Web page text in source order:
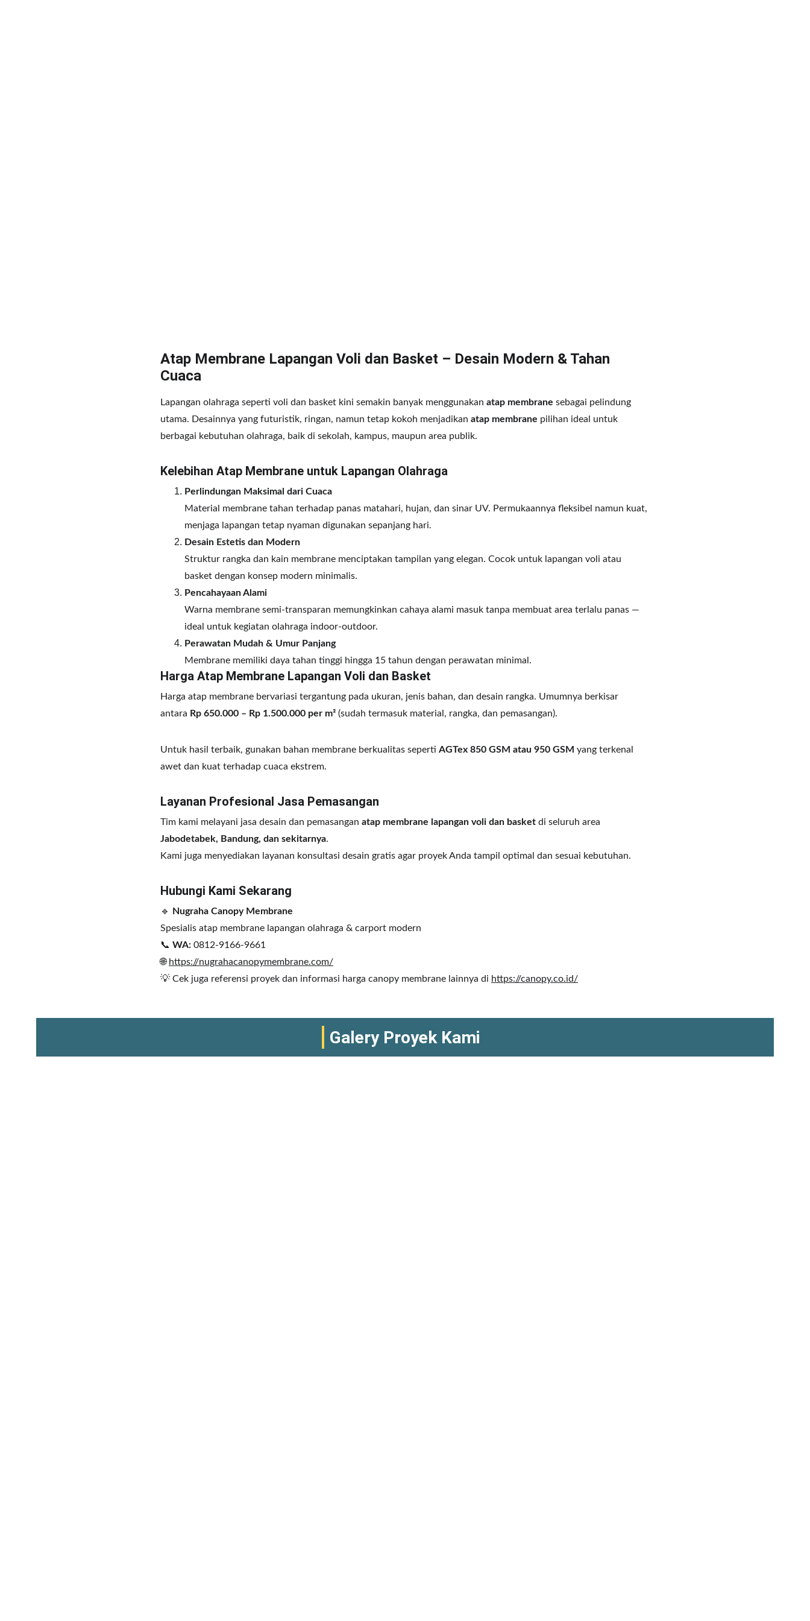
Atap Membrane Lapangan Voli dan Basket – Desain Modern & Tahan
Cuaca
Lapangan olahraga seperti voli dan basket kini semakin banyak menggunakan atap membrane sebagai pelindung
utama. Desainnya yang futuristik, ringan, namun tetap kokoh menjadikan atap membrane pilihan ideal untuk
berbagai kebutuhan olahraga, baik di sekolah, kampus, maupun area publik.
Kelebihan Atap Membrane untuk Lapangan Olahraga
Perlindungan Maksimal dari Cuaca
Material membrane tahan terhadap panas matahari, hujan, dan sinar UV. Permukaannya fleksibel namun kuat,
menjaga lapangan tetap nyaman digunakan sepanjang hari.
Desain Estetis dan Modern
Struktur rangka dan kain membrane menciptakan tampilan yang elegan. Cocok untuk lapangan voli atau
basket dengan konsep modern minimalis.
Pencahayaan Alami
Warna membrane semi-transparan memungkinkan cahaya alami masuk tanpa membuat area terlalu panas —
ideal untuk kegiatan olahraga indoor-outdoor.
Perawatan Mudah & Umur Panjang
Membrane memiliki daya tahan tinggi hingga 15 tahun dengan perawatan minimal.
Harga Atap Membrane Lapangan Voli dan Basket
Harga atap membrane bervariasi tergantung pada ukuran, jenis bahan, dan desain rangka. Umumnya berkisar
antara Rp 650.000 – Rp 1.500.000 per m² (sudah termasuk material, rangka, dan pemasangan).
Untuk hasil terbaik, gunakan bahan membrane berkualitas seperti AGTex 850 GSM atau 950 GSM yang terkenal
awet dan kuat terhadap cuaca ekstrem.
Layanan Profesional Jasa Pemasangan
Tim kami melayani jasa desain dan pemasangan atap membrane lapangan voli dan basket di seluruh area
Jabodetabek, Bandung, dan sekitarnya.
Kami juga menyediakan layanan konsultasi desain gratis agar proyek Anda tampil optimal dan sesuai kebutuhan.
Hubungi Kami Sekarang
🔹
Nugraha Canopy Membrane
Spesialis atap membrane lapangan olahraga & carport modern
📞 WA: 0812-9166-9661
🌐 https://nugrahacanopymembrane.com/
💡 Cek juga referensi proyek dan informasi harga canopy membrane lainnya di https://canopy.co.id/
Galery Proyek Kami